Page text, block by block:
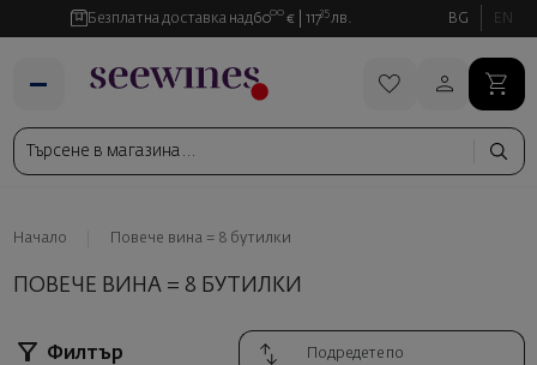
Безплатна доставка над6000 € 11735 лв. BG EN
Начало Повече вина = 8 бутилки
ПОВЕЧЕ ВИНА = 8 БУТИЛКИ
Филтър